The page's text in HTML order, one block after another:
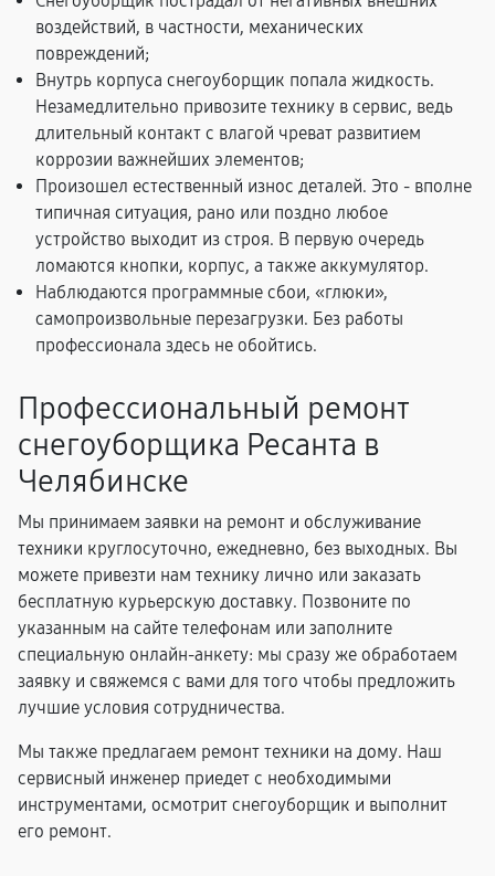
воздействий, в частности, механических
повреждений;
Внутрь корпуса снегоуборщик попала жидкость.
Незамедлительно привозите технику в сервис, ведь
длительный контакт с влагой чреват развитием
коррозии важнейших элементов;
Произошел естественный износ деталей. Это - вполне
типичная ситуация, рано или поздно любое
устройство выходит из строя. В первую очередь
ломаются кнопки, корпус, а также аккумулятор.
Наблюдаются программные сбои, «глюки»,
самопроизвольные перезагрузки. Без работы
профессионала здесь не обойтись.
Профессиональный ремонт
снегоуборщика Ресанта в
Челябинске
Мы принимаем заявки на ремонт и обслуживание
техники круглосуточно, ежедневно, без выходных. Вы
можете привезти нам технику лично или заказать
бесплатную курьерскую доставку. Позвоните по
указанным на сайте телефонам или заполните
специальную онлайн-анкету: мы сразу же обработаем
заявку и свяжемся с вами для того чтобы предложить
лучшие условия сотрудничества.
Мы также предлагаем ремонт техники на дому. Наш
сервисный инженер приедет с необходимыми
инструментами, осмотрит снегоуборщик и выполнит
его ремонт.